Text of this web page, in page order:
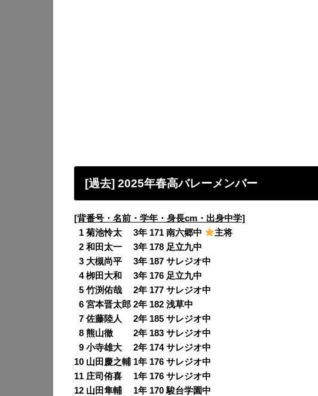
[過去] 2025年春高バレーメンバー
[背番号・名前・学年・身長cm・出身中学]
1 菊池怜太 3年 171 南六郷中
主将
2 和田太一 3年 178 足立九中
3 大槻尚平 3年 187 サレジオ中
4 栁田大和 3年 176 足立九中
5 竹渕佑哉 2年 177 サレジオ中
6 宮本晋太郎 2年 182 浅草中
7 佐藤陸人 2年 185 サレジオ中
8 熊山徹 2年 183 サレジオ中
9 小寺雄大 2年 174 サレジオ中
10 山田慶之輔 1年 176 サレジオ中
11 庄司侑喜 1年 176 サレジオ中
12 山田隼輔 1年 170 駿台学園中